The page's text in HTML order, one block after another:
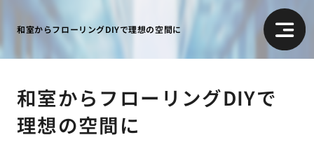
和室からフローリングDIYで理想の空間に
和室からフローリングDIYで
理想の空間に